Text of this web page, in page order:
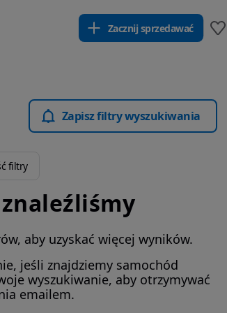
Zacznij sprzedawać
Zapisz filtry wyszukiwania
filtry
aby uzyskać więcej wyników.
jeśli znajdziemy samochód
wyszukiwanie, aby otrzymywać
emailem.